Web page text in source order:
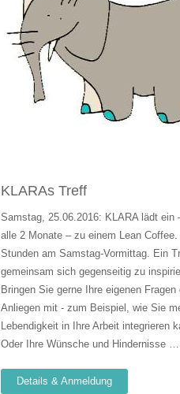
KLARAs Treff
Samstag, 25.06.2016: KLARA lädt ein
alle 2 Monate – zu einem Lean
Stunden am Samstag-Vormittag. Ein
gemeinsam sich gegenseitig zu
Bringen Sie gerne Ihre eigenen Fragen
Anliegen mit - zum Beispiel, wie Sie
Lebendigkeit in Ihre Arbeit integrieren
Oder Ihre Wünsche und Hindernisse …
Details & Anmeldung